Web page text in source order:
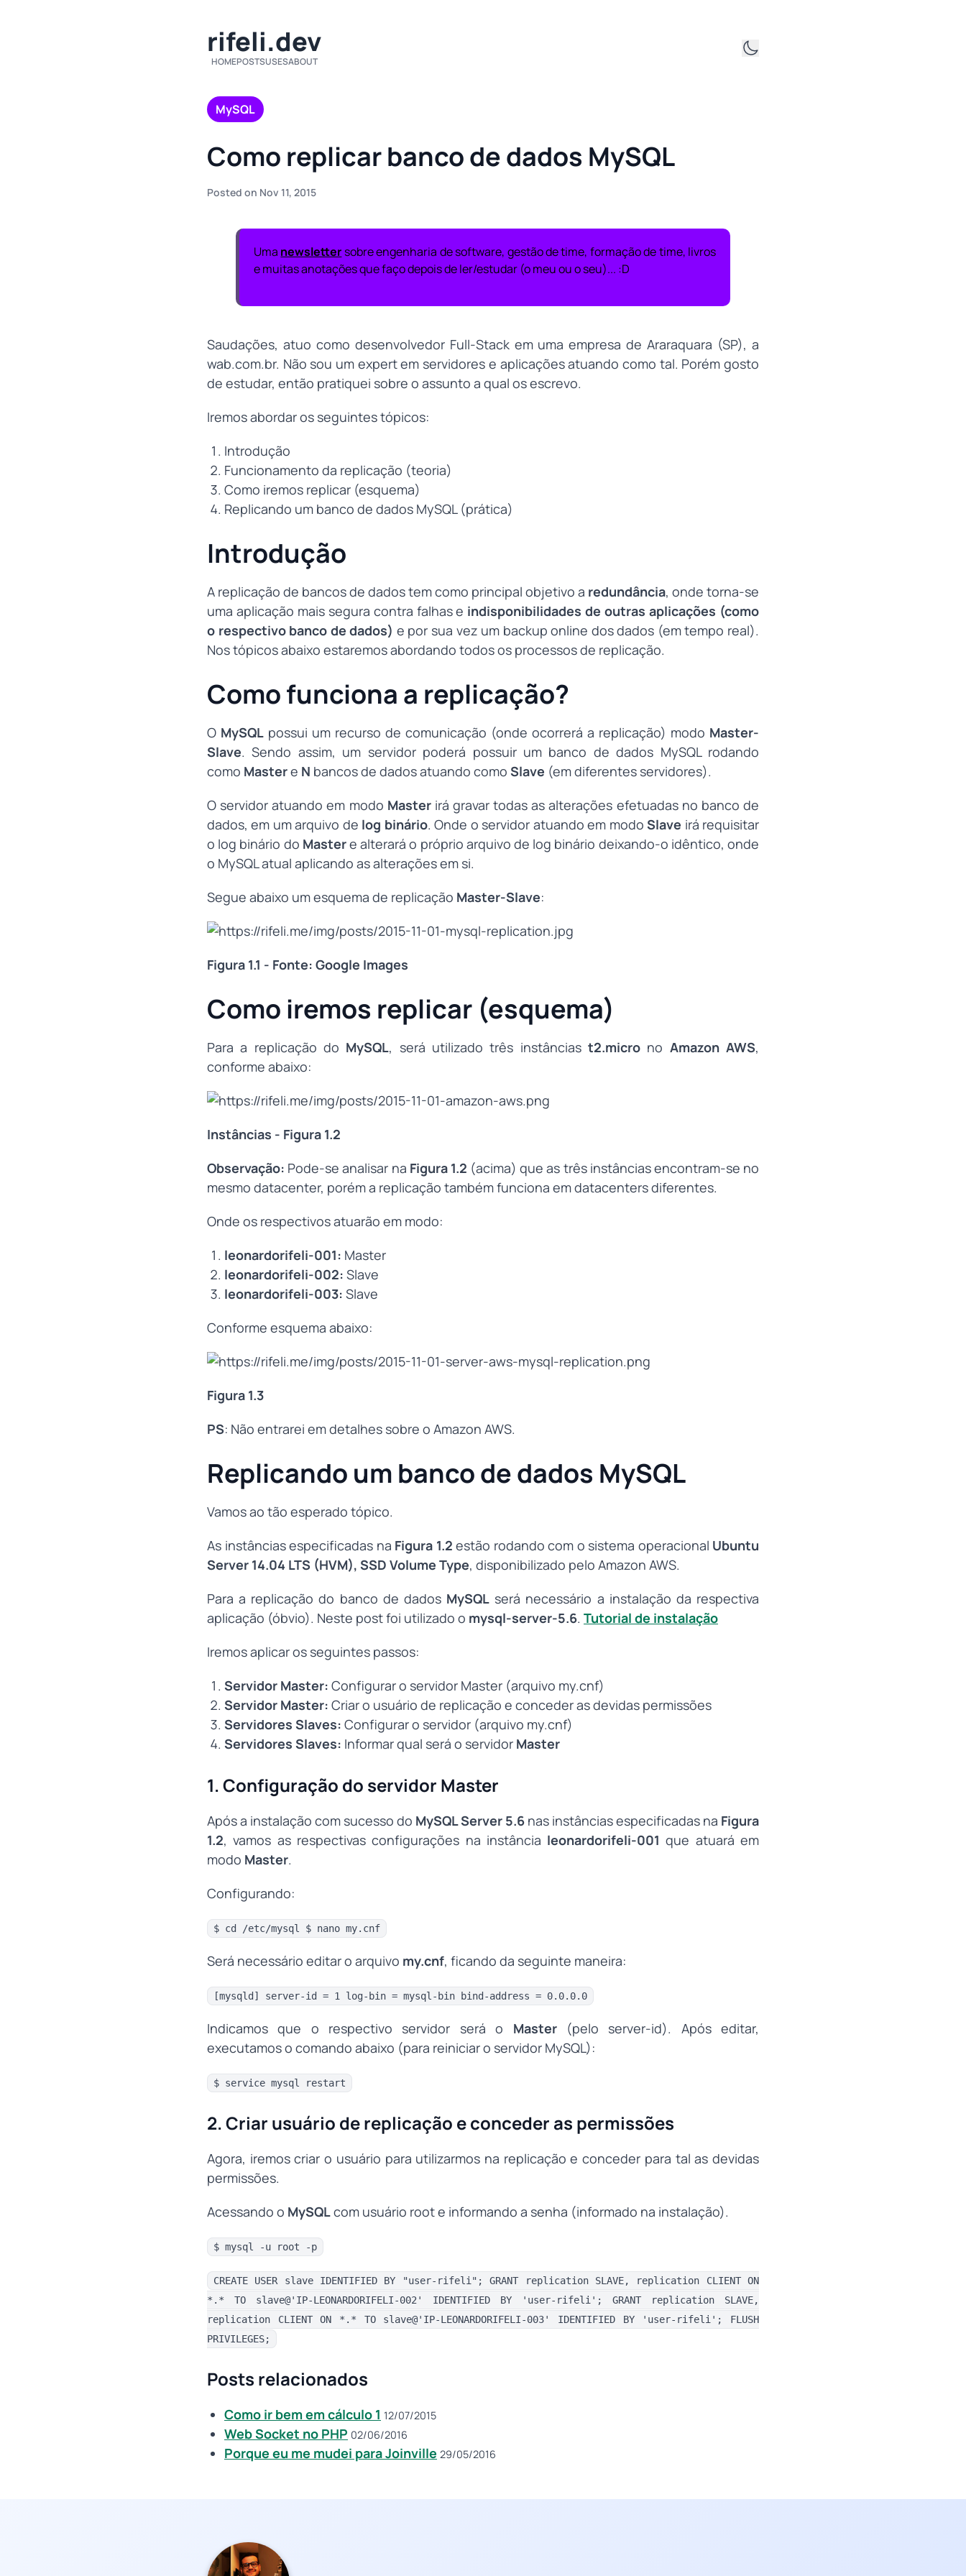
rifeli.dev
HOMEPOSTSUSESABOUT
MySQL
Como replicar banco de dados MySQL
Posted on Nov 11, 2015
Uma newsletter sobre engenharia de software, gestão de time, formação de time, livros
e muitas anotações que faço depois de ler/estudar (o meu ou o seu)... :D
Saudações, atuo como desenvolvedor Full-Stack em uma empresa de Araraquara (SP), a
wab.com.br. Não sou um expert em servidores e aplicações atuando como tal. Porém gosto
de estudar, então pratiquei sobre o assunto a qual os escrevo.
Iremos abordar os seguintes tópicos:
Introdução
Funcionamento da replicação (teoria)
Como iremos replicar (esquema)
Replicando um banco de dados MySQL (prática)
Introdução
A replicação de bancos de dados tem como principal objetivo a redundância, onde torna-se
uma aplicação mais segura contra falhas e indisponibilidades de outras aplicações (como
o respectivo banco de dados) e por sua vez um backup online dos dados (em tempo real).
Nos tópicos abaixo estaremos abordando todos os processos de replicação.
Como funciona a replicação?
O MySQL possui um recurso de comunicação (onde ocorrerá a replicação) modo Master-
Slave. Sendo assim, um servidor poderá possuir um banco de dados MySQL rodando
como Mastere N bancos de dados atuando como Slave (em diferentes servidores).
O servidor atuando em modo Masterirá gravar todas as alterações efetuadas no banco de
dados, em um arquivo de log binário. Onde o servidor atuando em modoSlave irá requisitar
o log binário do Mastere alterará o próprio arquivo de log binário deixando-o idêntico, onde
o MySQL atual aplicando as alterações em si.
Segue abaixo um esquema de replicação Master-Slave:
Figura 1.1 - Fonte: Google Images
Como iremos replicar (esquema)
Para a replicação do MySQL, será utilizado três instânciast2.micro no Amazon AWS,
conforme abaixo:
Instâncias - Figura 1.2
Observação: Pode-se analisar na Figura 1.2 (acima) que as três instâncias encontram-se no
mesmo datacenter, porém a replicação também funciona em datacenters diferentes.
Onde os respectivos atuarão em modo:
leonardorifeli-001: Master
leonardorifeli-002: Slave
leonardorifeli-003: Slave
Conforme esquema abaixo:
Figura 1.3
PS: Não entrarei em detalhes sobre o Amazon AWS.
Replicando um banco de dados MySQL
Vamos ao tão esperado tópico.
As instâncias especificadas na Figura 1.2 estão rodando com o sistema operacional Ubuntu
Server 14.04 LTS (HVM), SSD Volume Type, disponibilizado pelo Amazon AWS.
Para a replicação do banco de dados MySQL será necessário a instalação da respectiva
aplicação (óbvio). Neste post foi utilizado o mysql-server-5.6. Tutorial de instalação
Iremos aplicar os seguintes passos:
Servidor Master: Configurar o servidor Master (arquivo my.cnf)
Servidor Master: Criar o usuário de replicação e conceder as devidas permissões
Servidores Slaves: Configurar o servidor (arquivo my.cnf)
Servidores Slaves: Informar qual será o servidor Master
1. Configuração do servidor Master
Após a instalação com sucesso do MySQL Server 5.6 nas instâncias especificadas na Figura
1.2, vamos as respectivas configurações na instância leonardorifeli-001 que atuará em
modo Master.
Configurando:
$ cd /etc/mysql $ nano my.cnf
Será necessário editar o arquivo my.cnf, ficando da seguinte maneira:
[mysqld] server-id = 1 log-bin = mysql-bin bind-address = 0.0.0.0
Indicamos que o respectivo servidor será o Master(pelo server-id). Após editar,
executamos o comando abaixo (para reiniciar o servidor MySQL):
$ service mysql restart
2. Criar usuário de replicação e conceder as permissões
Agora, iremos criar o usuário para utilizarmos na replicação e conceder para tal as devidas
permissões.
Acessando o MySQLcom usuário root e informando a senha (informado na instalação).
$ mysql -u root -p
CREATE USER slave IDENTIFIED BY "user-rifeli"; GRANT replication SLAVE, replication CLIENT ON
*.* TO slave@'IP-LEONARDORIFELI-002' IDENTIFIED BY 'user-rifeli'; GRANT replication SLAVE,
replication CLIENT ON *.* TO slave@'IP-LEONARDORIFELI-003' IDENTIFIED BY 'user-rifeli'; FLUSH
PRIVILEGES;
Posts relacionados
Como ir bem em cálculo 1 12/07/2015
Web Socket no PHP 02/06/2016
Porque eu me mudei para Joinville 29/05/2016